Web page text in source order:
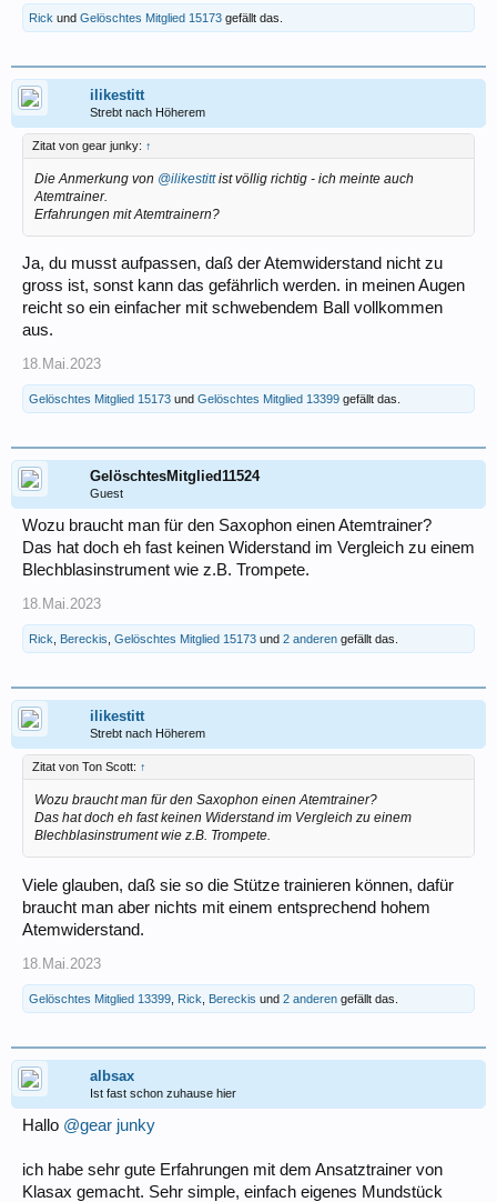
Rick und Gelöschtes Mitglied 15173 gefällt das.
ilikestitt
Strebt nach Höherem
Zitat von gear junky: ↑
Die Anmerkung von @ilikestittist völlig richtig - ich meinte auch
Atemtrainer.
Erfahrungen mit Atemtrainern?
Ja, du musst aufpassen, daß der Atemwiderstand nicht zu
gross ist, sonst kann das gefährlich werden. in meinen Augen
reicht so ein einfacher mit schwebendem Ball vollkommen
aus.
18.Mai.2023
Gelöschtes Mitglied 15173 und Gelöschtes Mitglied 13399 gefällt das.
GelöschtesMitglied11524
Guest
Wozu braucht man für den Saxophon einen Atemtrainer?
Das hat doch eh fast keinen Widerstand im Vergleich zu einem
Blechblasinstrument wie z.B. Trompete.
18.Mai.2023
Rick Bereckis Gelöschtes Mitglied 15173 und 2 anderen gefällt das.
ilikestitt
Strebt nach Höherem
Zitat von Ton Scott: ↑
Wozu braucht man für den Saxophon einen Atemtrainer?
Das hat doch eh fast keinen Widerstand im Vergleich zu einem
Blechblasinstrument wie z.B. Trompete.
Viele glauben, daß sie so die Stütze trainieren können, dafür
braucht man aber nichts mit einem entsprechend hohem
Atemwiderstand.
18.Mai.2023
Gelöschtes Mitglied 13399 Rick Bereckis und 2 anderen gefällt das.
albsax
Ist fast schon zuhause hier
Hallo @gear junky
ich habe sehr gute Erfahrungen mit dem Ansatztrainer von
Klasax gemacht. Sehr simple, einfach eigenes Mundstück